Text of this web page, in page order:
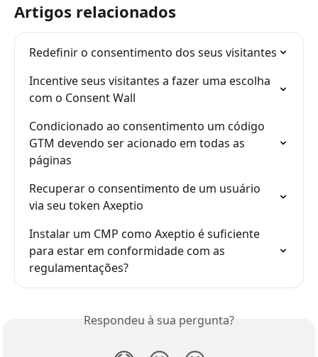
Artigos relacionados
Redefinir o consentimento dos seus visitantes
Incentive seus visitantes a fazer uma escolha
com o Consent Wall
Condicionado ao consentimento um código
GTM devendo ser acionado em todas as
páginas
Recuperar o consentimento de um usuário
via seu token Axeptio
Instalar um CMP como Axeptio é suficiente
para estar em conformidade com as
regulamentações?
Respondeu à sua pergunta?